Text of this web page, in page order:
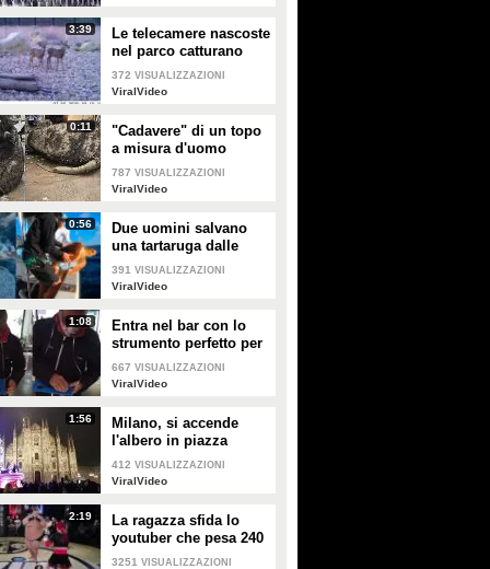
3:39
Le telecamere nascoste
nel parco catturano
uno spettacolo
naturale mozzafiato
372 VISUALIZZAZIONI
ViralVideo
0:11
"Cadavere" di un topo
a misura d'uomo
ritrovato nelle fogne:
poi si scopre di cosa si
787 VISUALIZZAZIONI
ViralVideo
0:56
Due uomini salvano
una tartaruga dalle
fauci di uno squalo
tigre affamato
391 VISUALIZZAZIONI
ViralVideo
1:08
Entra nel bar con lo
strumento perfetto per
consumare la
colazione da asporto
667 VISUALIZZAZIONI
ViralVideo
1:56
Milano, si accende
l'albero in piazza
Duomo
412 VISUALIZZAZIONI
ViralVideo
2:19
La ragazza sfida lo
youtuber che pesa 240
kg e lo mette KO
3251 VISUALIZZAZIONI